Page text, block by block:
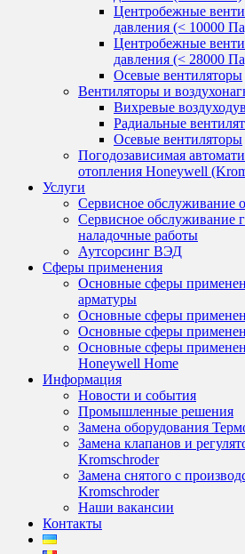
Центробежные
давления (< 10000
Центробежные
давления (< 28000
Осевые вентиляторы
Вентиляторы и
Вихревые
Радиальные
Осевые вентиляторы
Погодозависимая
отопления Honeywell
Услуги
Сервисное обслуживание
Сервисное обслуживание
наладочные работы
Аутсорсинг ВЭД
Сферы применения
Основные сферы
арматуры
Основные сферы
Основные сферы
Основные сферы
Honeywell Home
Информация
Новости и события
Промышленные решения
Замена оборудования
Замена клапанов и
Kromschroder
Замена снятого с
Kromschroder
Наши вакансии
Контакты